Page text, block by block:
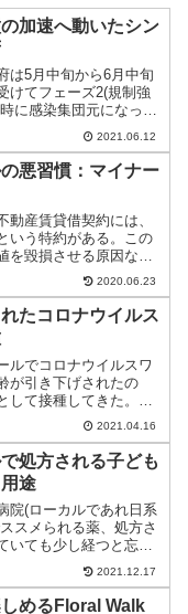
加速へ動いたシン
は5月中旬から6月中旬
けてフェーズ2(規制強
に感染集団元になって
接種を加速させるとと
民へワクチン接種をす
た。
2021.06.12
悪習慣：マイナー
動産賃貸借契約には、
いう特約がある。この
を毀損させる原因なの
2020.06.23
たコロナウイルス
ルでコロナウイルスワ
が引き下げされたの
して接種してきた。身
いることと手順がシス
、とても驚いたのでご
2021.04.16
処方される子ども
途
院(ローカルであれ日系
スメられる薬、処方さ
いても少し経つと忘れ
か？そして、効用を見
は一切記載がない。さ
2021.12.17
めるFloral Walk